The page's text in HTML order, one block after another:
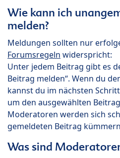
Wie kann ich
melden?
Meldungen sollten nur
Forumsregeln widerspricht:
Unter jedem Beitrag gibt es
Beitrag melden“. Wenn du
kannst du im nächsten
um den ausgewählten
Moderatoren werden sich
gemeldeten Beitrag
Was sind